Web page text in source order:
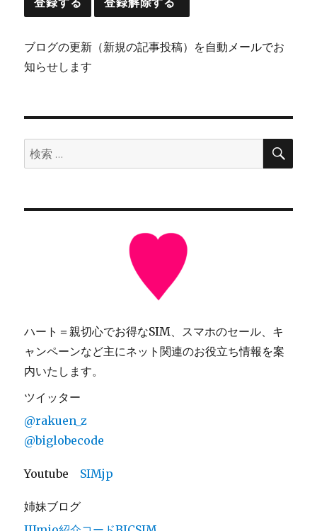
ブログの更新（新規の記事投稿）を自動メールでお
知らせします
検
索:
検
ハート＝親切心でお得なSIM、スマホのセール、キ
ャンペーンなど主にネット関連のお役立ち情報を案
内いたします。
ツイッター
@rakuen_z
@biglobecode
Youtube SIMjp
姉妹ブログ